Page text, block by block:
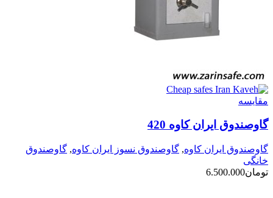
مقايسه
گاوصندوق ایران کاوه 420
گاوصندوق ایران کاوه, گاوصندوق نسوز ایران کاوه, گاوصندوق
خانگی
تومان6.500.000